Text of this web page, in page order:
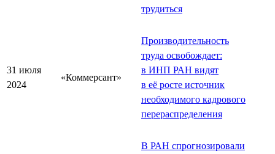
трудиться
31 июля
2024
«Коммерсант»
Производительность
труда освобождает:
в ИНП РАН видят
в её росте источник
необходимого кадрового
перераспределения
В РАН спрогнозировали